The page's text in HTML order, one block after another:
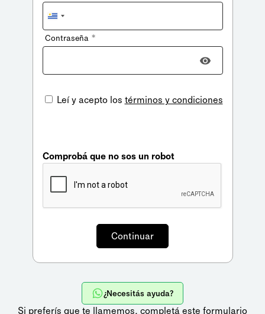
Uruguay
+598
Contraseña *
Leí y acepto los términos y condiciones
Comprobá que no sos un robot
¿Necesitás ayuda?
Si preferís que te llamemos, completá este formulario